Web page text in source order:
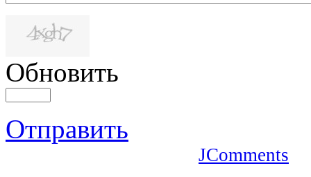
Обновить
Отправить
JComments